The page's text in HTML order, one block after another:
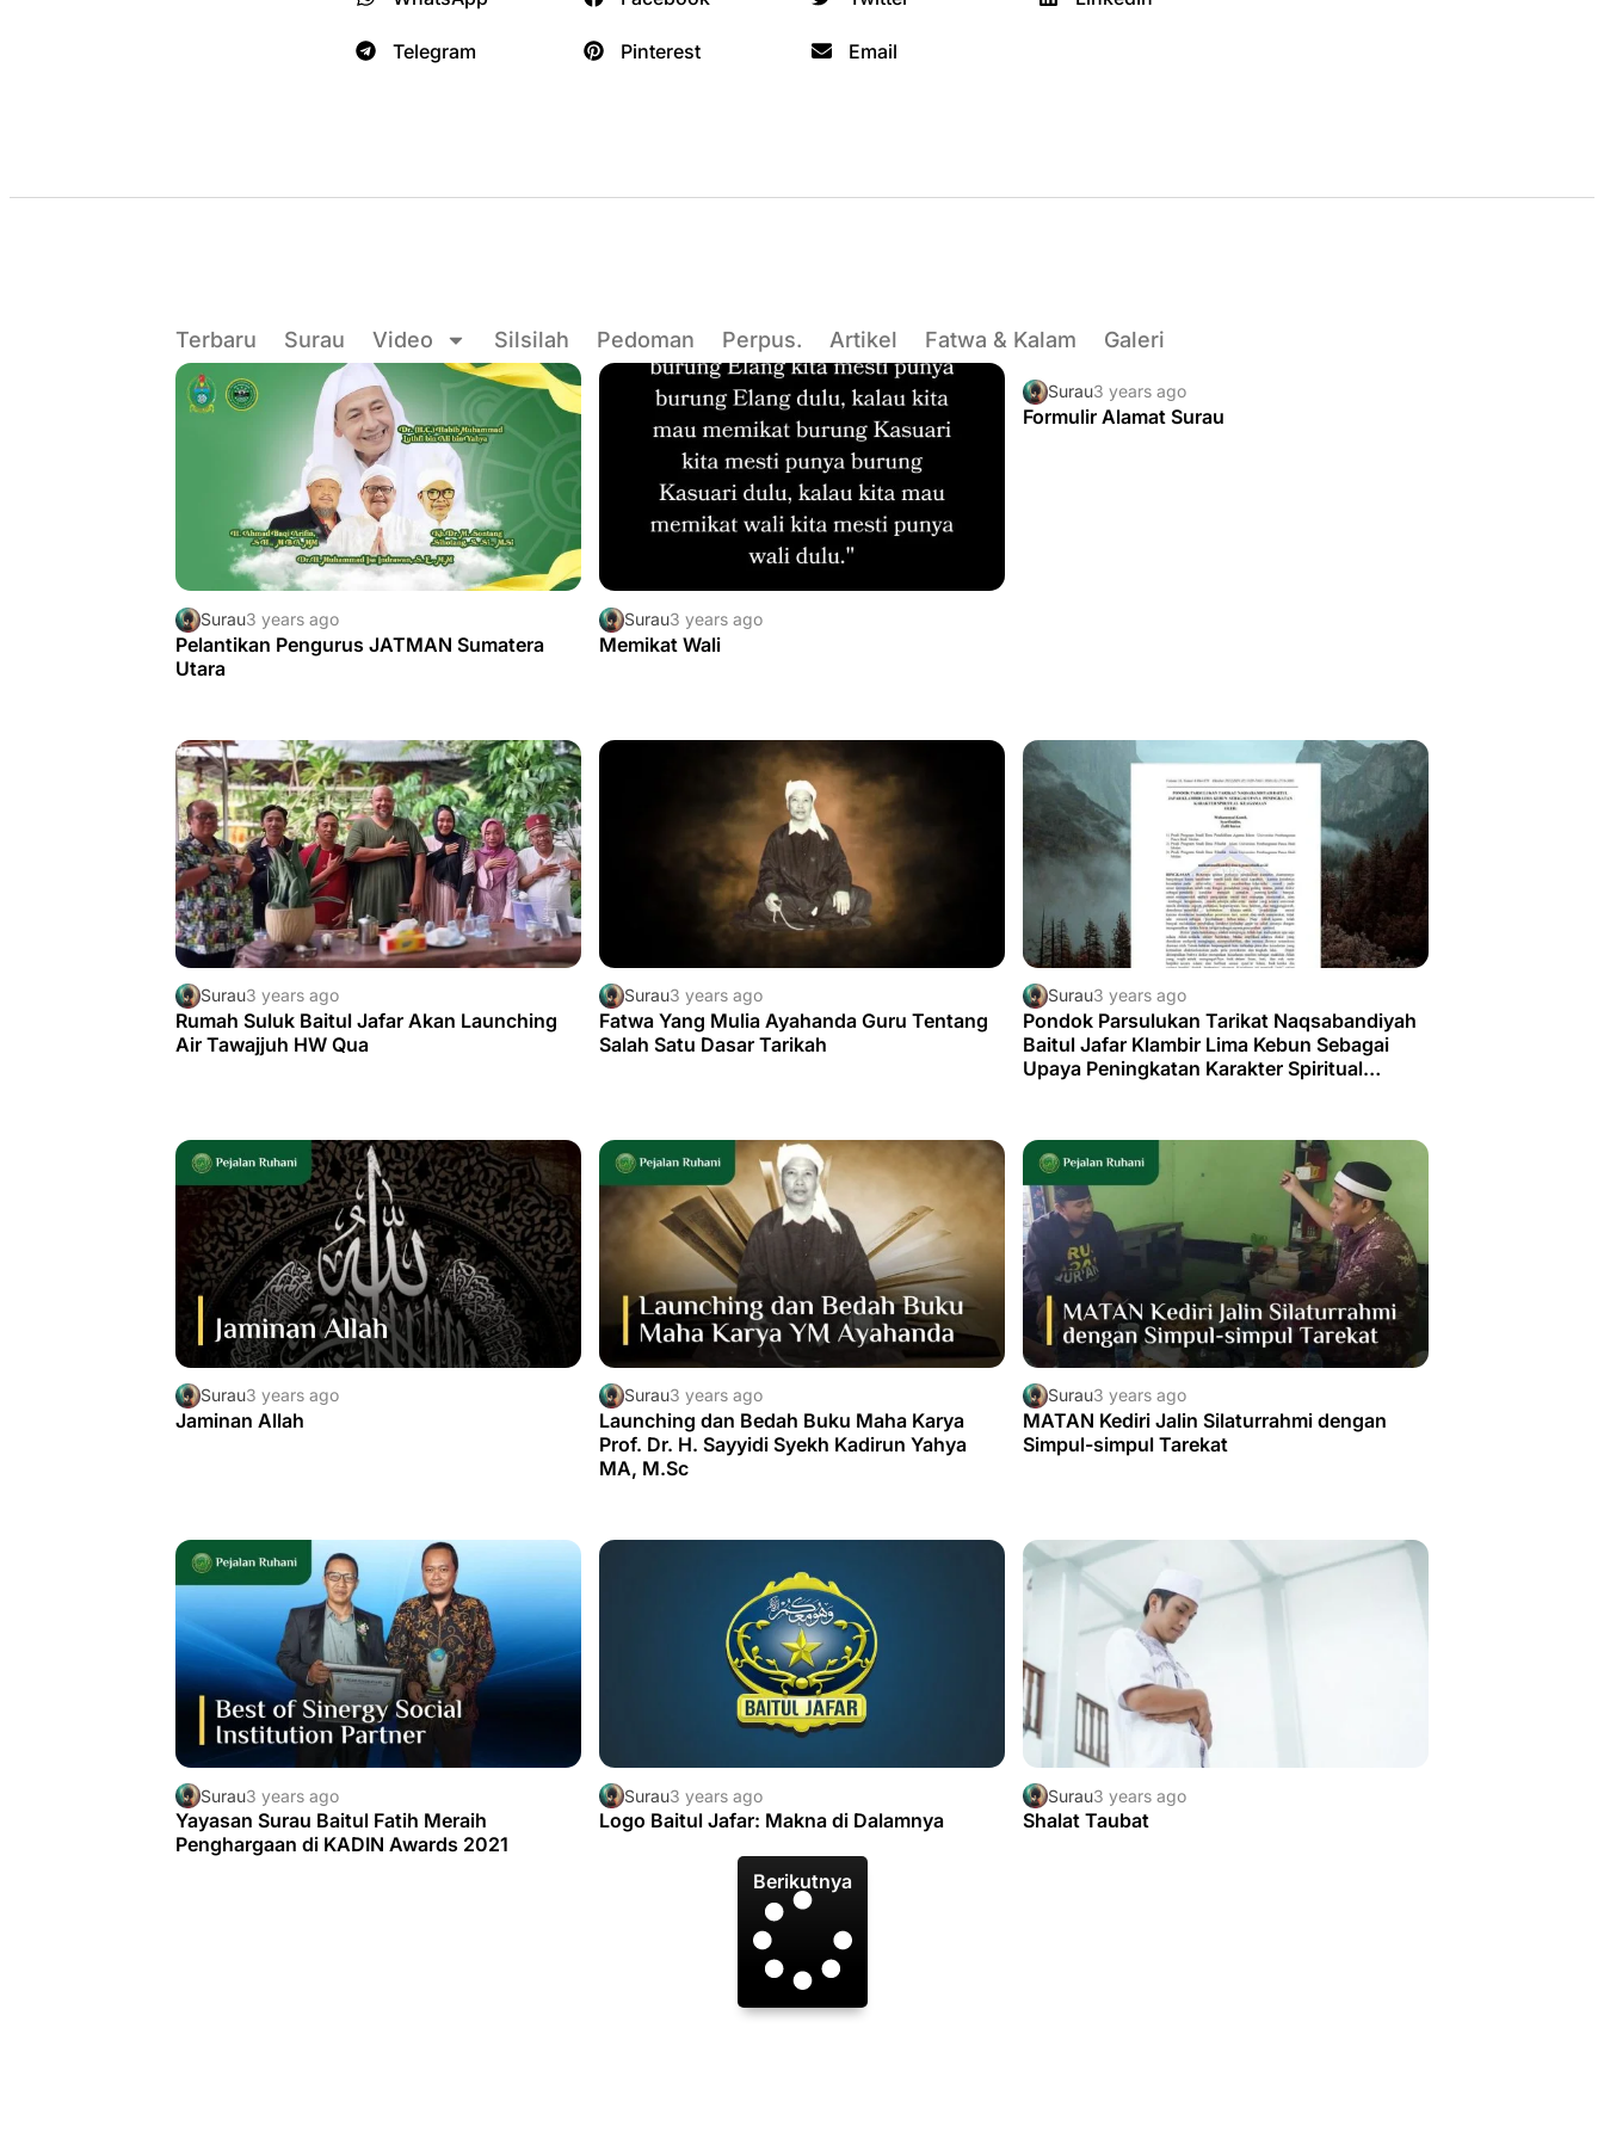
Telegram Pinterest Email
Terbaru Surau Video Silsilah Pedoman Perpus. Artikel Fatwa & Kalam Galeri
Surau3 years ago
Pelantikan Pengurus JATMAN Sumatera
Utara
Surau3 years ago
Memikat Wali
Surau3 years ago
Formulir Alamat Surau
Surau3 years ago
Rumah Suluk Baitul Jafar Akan Launching
Air Tawajjuh HW Qua
Surau3 years ago
Fatwa Yang Mulia Ayahanda Guru Tentang
Salah Satu Dasar Tarikah
Surau3 years ago
Pondok Parsulukan Tarikat Naqsabandiyah
Baitul Jafar Klambir Lima Kebun Sebagai
Upaya Peningkatan Karakter Spiritual
Surau3 years ago
Jaminan Allah
Surau3 years ago
Launching dan Bedah Buku Maha Karya
Prof. Dr. H. Sayyidi Syekh Kadirun Yahya
MA, M.Sc
Surau3 years ago
MATAN Kediri Jalin Silaturrahmi dengan
Simpul-simpul Tarekat
Surau3 years ago
Yayasan Surau Baitul Fatih Meraih
Penghargaan di KADIN Awards 2021
Surau3 years ago
Logo Baitul Jafar: Makna di Dalamnya
Surau3 years ago
Shalat Taubat
Berikutnya